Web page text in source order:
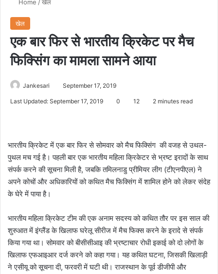
Home /खेल
खेल
एक बार फिर से भारतीय क्रिकेट पर मैच
फिक्सिंग का मामला सामने आया
Jankesari September 17, 2019
Last Updated: September 17, 2019 0 12 2 minutes read
भारतीय क्रिकेट में एक बार फिर से सोमवार को मैच फिक्सिंग की वजह से उथल-
पुथल मच गई है। पहली बार एक भारतीय महिला क्रिकेटर से भ्रष्ट इरादों के साथ
संपर्क करने की सूचना मिली है, जबकि तमिलनाडु प्रीमियर लीग (टीएनपीएल) ने
अपने कोचों और अधिकारियों को कथित मैच फिक्सिंग में शामिल होने को लेकर संदेह
के घेरे में पाया है।
भारतीय महिला क्रिकेट टीम की एक अनाम सदस्य को कथित तौर पर इस साल की
शुरुआत में इंग्लैंड के खिलाफ घरेलू सीरीज में मैच फिक्स करने के इरादे से संपर्क
किया गया था। सोमवार को बीसीसीआइ की भ्रष्टाचार रोधी इकाई को दो लोगों के
खिलाफ एफआइआर दर्ज करने को कहा गया। यह कथित घटना, जिसकी खिलाड़ी
ने एसीयू को सूचना दी, फरवरी में घटी थी। राजस्थान के पूर्व डीजीपी और